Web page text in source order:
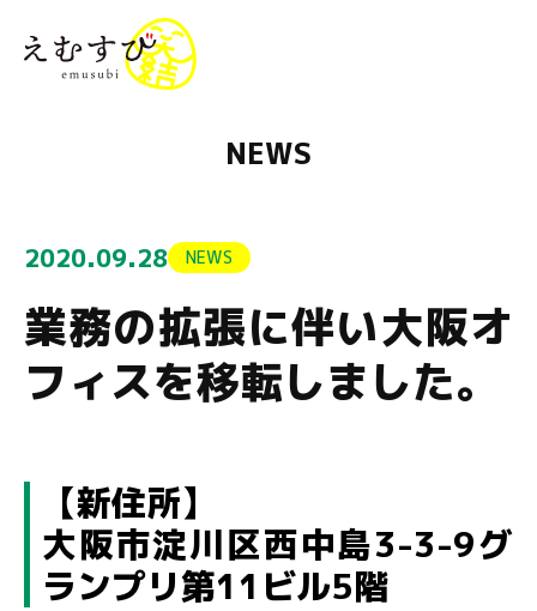
NEWS
2020.09.28 NEWS
業務の拡張に伴い大阪オ
フィスを移転しました。
【新住所】
大阪市淀川区西中島3-3-9グ
ランプリ第11ビル5階